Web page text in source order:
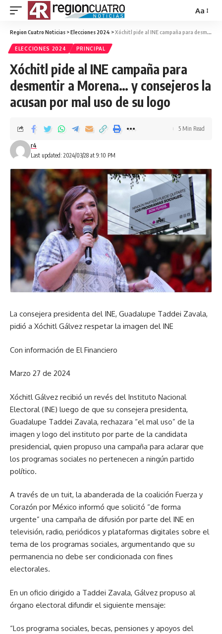
Aa
Region Cuatro Noticias >Elecciones 2024 >Xóchitl pide al INE campaña para desmentir a Morena… y consejeros la acusan por mal uso de su logo
ELECCIONES 2024 PRINCIPAL
Xóchitl pide al INE campaña para
desmentir a Morena… y consejeros la
acusan por mal uso de su logo
Last updated: 2024/03/28 at 9:10 PM
r4
5 Min Read
La consejera presidenta del INE, Guadalupe Taddei Zavala,
pidió a Xóchitl Gálvez respetar la imagen del INE
Con información de El Financiero
Marzo 27 de 2024
Xóchitl Gálvez recibió un revés del Instituto Nacional
Electoral (INE) luego de que su consejera presidenta,
Guadalupe Taddei Zavala, rechazara “el mal uso” de la
imagen y logo del instituto por parte de la candidata
presidencial, quien propuso una campaña para aclarar que
los programas sociales no pertenecen a ningún partido
político.
A través de un tuit, la abanderada de la coalición Fuerza y
Corazón por México informó que solicitó “de forma
urgente” una campaña de difusión por parte del INE en
televisión, radio, periódicos y plataformas digitales sobre el
tema de los programas sociales, argumentando que su
permanencia no debe ser condicionada con fines
electorales.
En un oficio dirigido a Taddei Zavala, Gálvez propuso al
órgano electoral difundir el siguiente mensaje:
“Los programa sociales, becas, pensiones y apoyos del